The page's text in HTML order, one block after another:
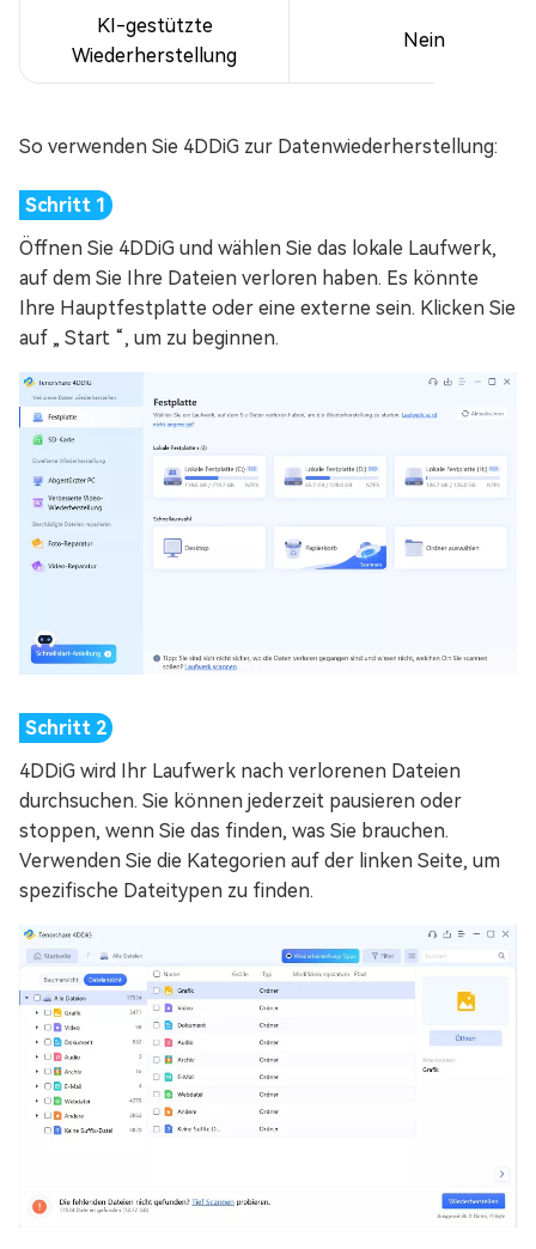
KI-gestützte
Wiederherstellung
Nein
So verwenden Sie 4DDiG zur Datenwiederherstellung:
Öffnen Sie 4DDiG und wählen Sie das lokale Laufwerk,
auf dem Sie Ihre Dateien verloren haben. Es könnte
Ihre Hauptfestplatte oder eine externe sein. Klicken Sie
auf „ Start “, um zu beginnen.
4DDiG wird Ihr Laufwerk nach verlorenen Dateien
durchsuchen. Sie können jederzeit pausieren oder
stoppen, wenn Sie das finden, was Sie brauchen.
Verwenden Sie die Kategorien auf der linken Seite, um
spezifische Dateitypen zu finden.